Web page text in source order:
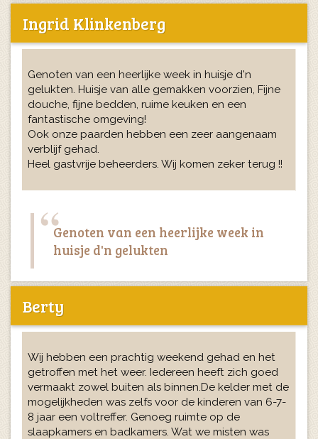
Ingrid Klinkenberg
Genoten van een heerlijke week in huisje d'n
gelukten. Huisje van alle gemakken voorzien, Fijne
douche, fijne bedden, ruime keuken en een
fantastische omgeving!
Ook onze paarden hebben een zeer aangenaam
verblijf gehad.
Heel gastvrije beheerders. Wij komen zeker terug !!
Genoten van een heerlijke week in
huisje d'n gelukten
Berty
Wij hebben een prachtig weekend gehad en het
getroffen met het weer. Iedereen heeft zich goed
vermaakt zowel buiten als binnen.De kelder met de
mogelijkheden was zelfs voor de kinderen van 6-7-
8 jaar een voltreffer. Genoeg ruimte op de
slaapkamers en badkamers. Wat we misten was